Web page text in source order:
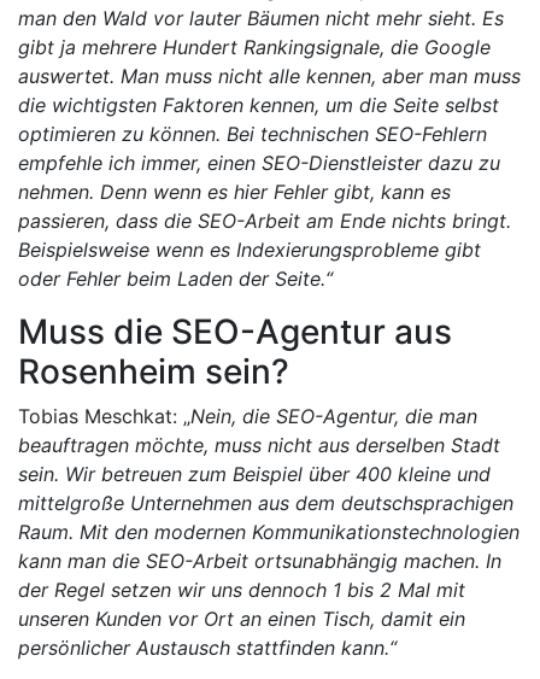
man den Wald vor lauter Bäumen nicht mehr sieht. Es
gibt ja mehrere Hundert Rankingsignale, die Google
auswertet. Man muss nicht alle kennen, aber man muss
die wichtigsten Faktoren kennen, um die Seite selbst
optimieren zu können. Bei technischen SEO-Fehlern
empfehle ich immer, einen SEO-Dienstleister dazu zu
nehmen. Denn wenn es hier Fehler gibt, kann es
passieren, dass die SEO-Arbeit am Ende nichts bringt.
Beispielsweise wenn es Indexierungsprobleme gibt
oder Fehler beim Laden der Seite.“
Muss die SEO-Agentur aus
Rosenheim sein?
Tobias Meschkat: „Nein, die SEO-Agentur, die man
beauftragen möchte, muss nicht aus derselben Stadt
sein. Wir betreuen zum Beispiel über 400 kleine und
mittelgroße Unternehmen aus dem deutschsprachigen
Raum. Mit den modernen Kommunikationstechnologien
kann man die SEO-Arbeit ortsunabhängig machen. In
der Regel setzen wir uns dennoch 1 bis 2 Mal mit
unseren Kunden vor Ort an einen Tisch, damit ein
persönlicher Austausch stattfinden kann.“